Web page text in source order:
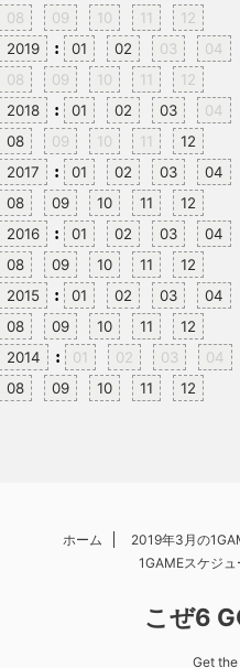
08
09 10 11
12
2019
: 01 02 03 04
08
09 10 11
12
2018
: 01 02 03 04
08
09 10 11
12
2017
: 01 02 03 04
08
09 10 11
12
2016
: 01 02 03 04
08
09 10 11
12
2015
: 01 02 03 04
08
09 10 11
12
2014
: 01 02 03 04
08
09 10 11 12
ホーム 2019年3月の
1GAMEスケジュ
こぜ6
Get